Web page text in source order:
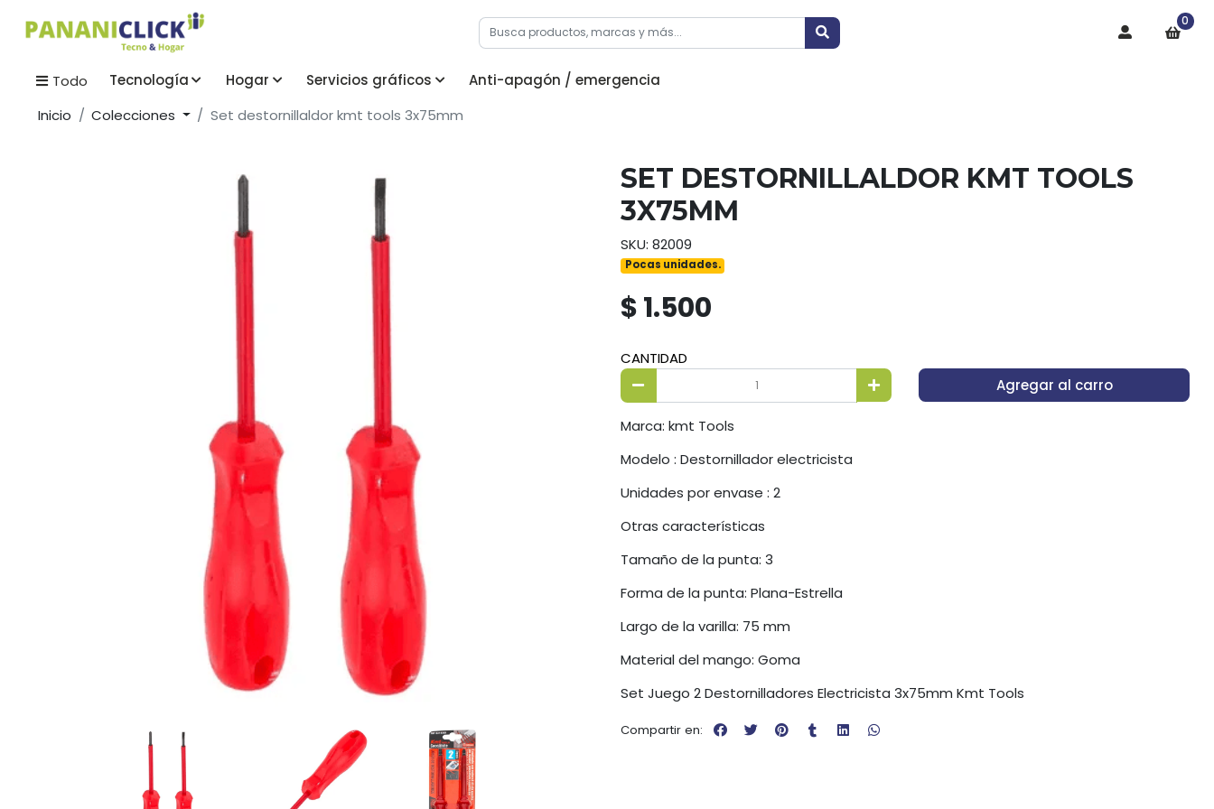
0
Todo Tecnología Hogar Servicios gráficos
Anti-apagón / emergencia
Inicio
Colecciones Set destornillaldor kmt tools 3x75mm
SET DESTORNILLALDOR KMT TOOLS
3X75MM
SKU: 82009
Pocas unidades.
$ 1.500
CANTIDAD
Agregar al carro
Marca: kmt Tools
Modelo : Destornillador electricista
Unidades por envase : 2
Otras características
Tamaño de la punta: 3
Forma de la punta: Plana-Estrella
Largo de la varilla: 75 mm
Material del mango: Goma
Set Juego 2 Destornilladores Electricista 3x75mm Kmt Tools
Compartir en: